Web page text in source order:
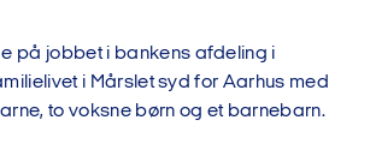
på jobbet i bankens afdeling i
i Mårslet syd for Aarhus med
to voksne børn og et barnebarn.